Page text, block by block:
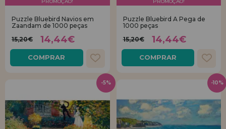
Puzzle Bluebird Navios em
Zaandam de 1000 peças
15,20€
14,44€
COMPRAR
Puzzle Bluebird A Pega de
1000 peças
15,20€
14,44€
COMPRAR
-5% -10%